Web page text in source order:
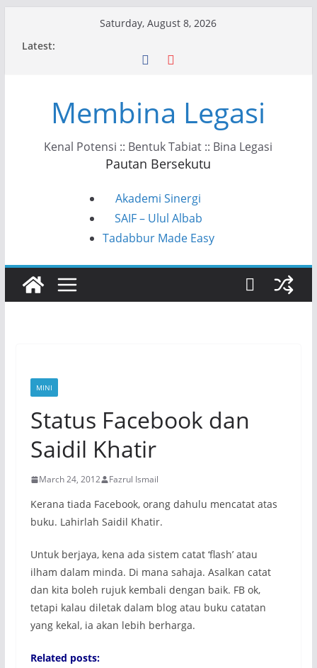
Saturday, August 8, 2026
Latest:
Membina Legasi
Kenal Potensi :: Bentuk Tabiat :: Bina Legasi
Pautan Bersekutu
Akademi Sinergi
SAIF – Ulul Albab
Tadabbur Made Easy
MINI
Status Facebook dan
Saidil Khatir
March 24, 2012 Fazrul Ismail
Kerana tiada Facebook, orang dahulu mencatat atas
buku. Lahirlah Saidil Khatir.
Untuk berjaya, kena ada sistem catat ‘flash’ atau
ilham dalam minda. Di mana sahaja. Asalkan catat
dan kita boleh rujuk kembali dengan baik. FB ok,
tetapi kalau diletak dalam blog atau buku catatan
yang kekal, ia akan lebih berharga.
Related posts: